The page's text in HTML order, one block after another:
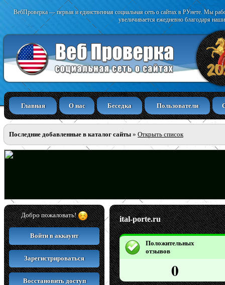
ВебПроверка — первая и единственная социальная сеть о сайтах в РУнете. Мы
увеличивается ежедневно благодаря
Главная О нас Беседка Пользователи
Последние добавленные в каталог сайты » Открыть список
Добро пожаловать!
Войти в аккаунт
Зарегистрироваться
Восстановить доступ
ital-porte.ru
Положительных
отзывов
0